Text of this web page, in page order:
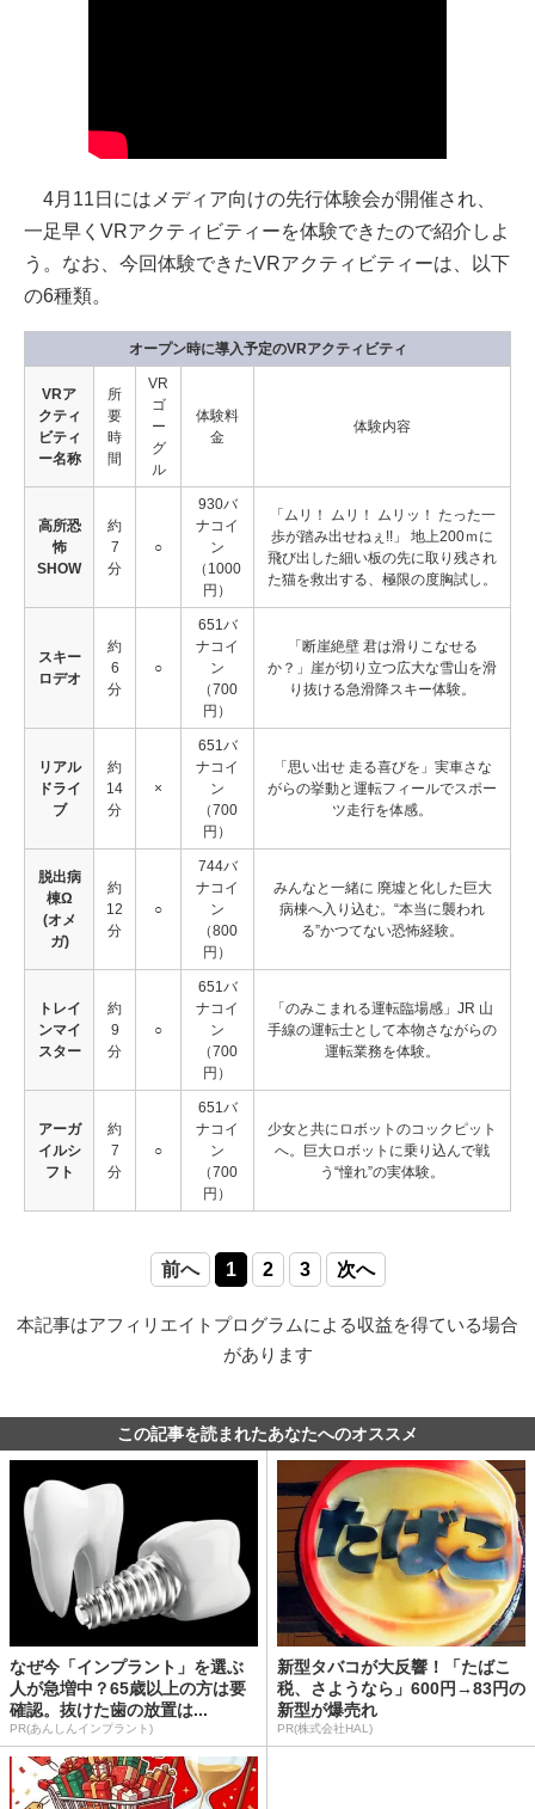
4月11日にはメディア向けの先行体験会が開催され、
一足早くVRアクティビティーを体験できたので紹介しよ
う。なお、今回体験できたVRアクティビティーは、以下
の6種類。
オープン時に導入予定のVRアクティビティ
VRア
クティ
ビティ
ー名称
所
要
時
間
VR
ゴ
ー
グ
ル
体験料
金
体験内容
高所恐
怖
SHOW
約
7
分
○
930バ
ナコイ
ン
（1000
円）
「ムリ！ ムリ！ ムリッ！ たった一
歩が踏み出せねぇ!!」 地上200ｍに
飛び出した細い板の先に取り残され
た猫を救出する、極限の度胸試し。
スキー
ロデオ
約
6
分
○
651バ
ナコイ
ン
（700
円）
「断崖絶壁 君は滑りこなせる
か？」崖が切り立つ広大な雪山を滑
り抜ける急滑降スキー体験。
リアル
ドライ
ブ
約
14
分
×
651バ
ナコイ
ン
（700
円）
「思い出せ 走る喜びを」実車さな
がらの挙動と運転フィールでスポー
ツ走行を体感。
脱出病
棟Ω
(オメ
ガ)
約
12
分
○
744バ
ナコイ
ン
（800
円）
みんなと一緒に 廃墟と化した巨大
病棟へ入り込む。“本当に襲われ
る”かつてない恐怖経験。
トレイ
ンマイ
スター
約
9
分
○
651バ
ナコイ
ン
（700
円）
「のみこまれる運転臨場感」JR 山
手線の運転士として本物さながらの
運転業務を体験。
アーガ
イルシ
フト
約
7
分
○
651バ
ナコイ
ン
（700
円）
少女と共にロボットのコックピット
へ。巨大ロボットに乗り込んで戦
う“憧れ”の実体験。
前へ 1 2 3 次へ
本記事はアフィリエイトプログラムによる収益を得ている場合
があります
この記事を読まれたあなたへのオススメ
なぜ今「インプラント」を選ぶ
人が急増中？65歳以上の方は要
確認。抜けた歯の放置は...
PR(あんしんインプラント)
新型タバコが大反響！「たばこ
税、さようなら」600円→83円の
新型が爆売れ
PR(株式会社HAL)